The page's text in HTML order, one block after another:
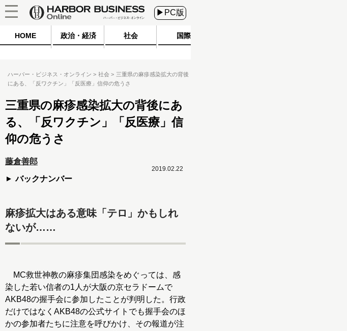
▶PC版
HOME 政治・経済 社会 国際
ハーバー・ビジネス・オンライン 社会
三重県の麻疹感染拡大の背後
にある、「反ワクチン」「反医療」信仰の危うさ
三重県の麻疹感染拡大の背後にあ
る、「反ワクチン」「反医療」信
仰の危うさ
藤倉善郎
バックナンバー
2019.02.22
麻疹拡大はある意味「テロ」かもしれ
ないが……
MC救世神教の麻疹集団感染をめぐっては、感
染した若い信者の1人が大阪の京セラドームで
AKB48の握手会に参加したことが判明した。行政
だけではなくAKB48の公式サイトでも握手会のほ
かの参加者たちに注意を呼びかけ、その報道が注